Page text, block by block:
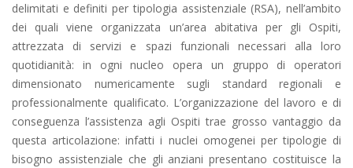
delimitati e definiti per tipologia assistenziale (RSA), nell’ambito
dei quali viene organizzata un’area abitativa per gli Ospiti,
attrezzata di servizi e spazi funzionali necessari alla loro
quotidianità: in ogni nucleo opera un gruppo di operatori
dimensionato numericamente sugli standard regionali e
professionalmente qualificato. L’organizzazione del lavoro e di
conseguenza l’assistenza agli Ospiti trae grosso vantaggio da
questa articolazione: infatti i nuclei omogenei per tipologie di
bisogno assistenziale che gli anziani presentano costituisce la